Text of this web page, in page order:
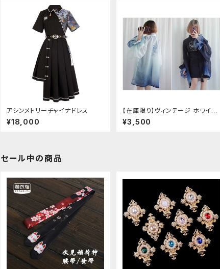
アシンメトリーチャイナドレス
¥18,000
【在庫限り】ヴィンテージ ホワイト
タイガー チョンサム ショートスリ
ーブ
¥3,500
セール中の商品